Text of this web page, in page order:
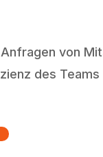
von
des